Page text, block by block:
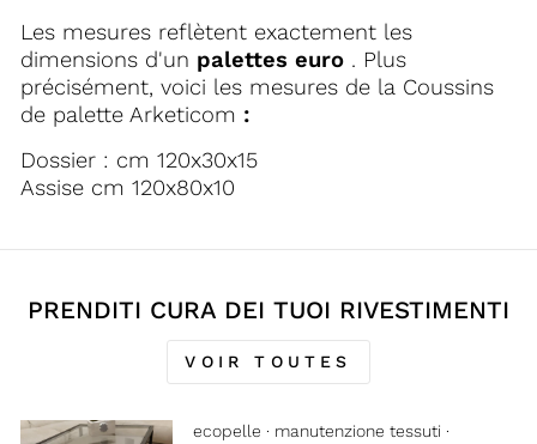
Les mesures reflètent exactement les
dimensions d'un palettes euro . Plus
précisément, voici les mesures de la Coussins
de palette Arketicom :
Dossier : cm 120x30x15
Assise cm 120x80x10
PRENDITI CURA DEI TUOI RIVESTIMENTI
VOIR TOUTES
ecopelle · manutenzione tessuti ·